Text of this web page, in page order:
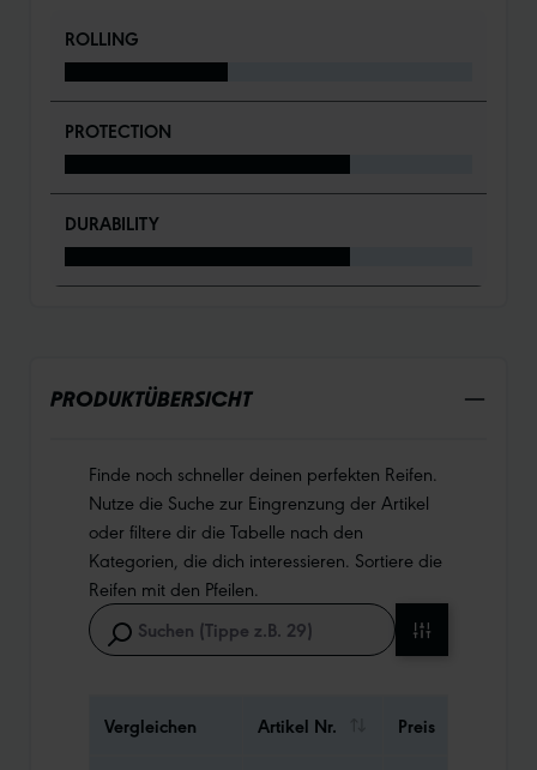
ROLLING
PROTECTION
DURABILITY
PRODUKTÜBERSICHT
Finde noch schneller deinen perfekten Reifen.
Nutze die Suche zur Eingrenzung der Artikel
oder filtere dir die Tabelle nach den
Kategorien, die dich interessieren. Sortiere die
Reifen mit den Pfeilen.
Vergleichen Artikel Nr. Preis